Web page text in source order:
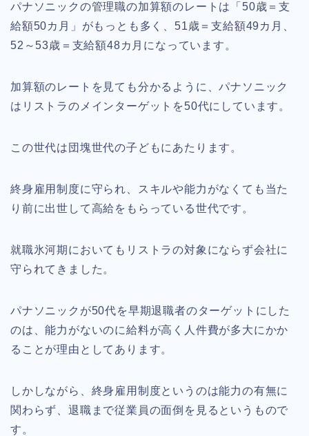
パナソニックの管理職の加算額のレートは「50歳＝支
給額50カ月」がもっとも多く、51歳＝支給額49カ月、
52～53歳＝支給額48カ月になっています。
加算額のレートを見ても分かるように、パナソニック
はリストラのメインターゲットを50代にしています。
この世代は団塊世代の子どもにあたります。
終身雇用制度に守られ、スキルや能力がなくても当た
り前に出世して高給をもらっている世代です。
就職氷河期においてもリストラの対象にならず会社に
守られてきました。
パナソニックが50代を早期退職者のターゲットにした
のは、能力がないのに給料が高く人件費が多大にかか
ることが理由としてあります。
しかしながら、終身雇用制度というのは能力の有無に
関わらず、退職まで従業員の面倒を見るというもので
す。